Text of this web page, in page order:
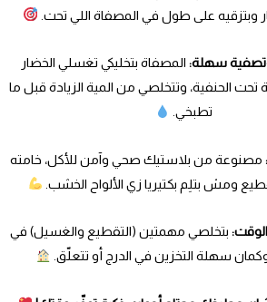
وبتزقيه على طول في المصفاة اللي تحت.
سهلة: المصفاة بتخليكي تغسلي الخضار
الحنفية، وتتخلصي من المية الزيادة قبل ما
تطبخي.
مصنوعة من بلاستيك صحي وآمن للأكل، خامته
ومش بتلِم بكتيريا زي الألواح الخشب.
بتخلصي مهمتين (التقطيع والغسيل) في
سهلة التخزين في الدرج أو تتعلّق.